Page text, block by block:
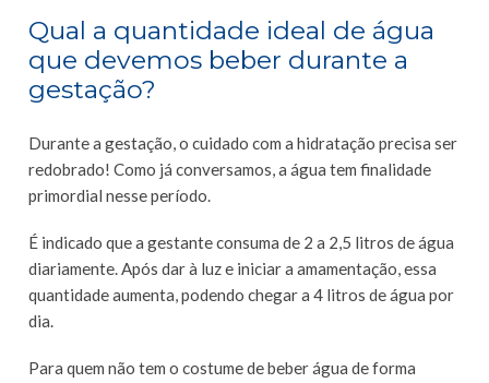
Qual a quantidade ideal de água
que devemos beber durante a
gestação?
Durante a gestação, o cuidado com a hidratação precisa ser
redobrado! Como já conversamos, a água tem finalidade
primordial nesse período.
É indicado que a gestante consuma de 2 a 2,5 litros de água
diariamente. Após dar à luz e iniciar a amamentação, essa
quantidade aumenta, podendo chegar a 4 litros de água por
dia.
Para quem não tem o costume de beber água de forma